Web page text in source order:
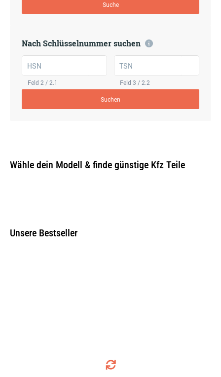
Suche
Nach Schlüsselnummer suchen
HSN
Feld 2 / 2.1
TSN
Feld 3 / 2.2
Suchen
Wähle dein Modell & finde günstige Kfz Teile
Unsere Bestseller